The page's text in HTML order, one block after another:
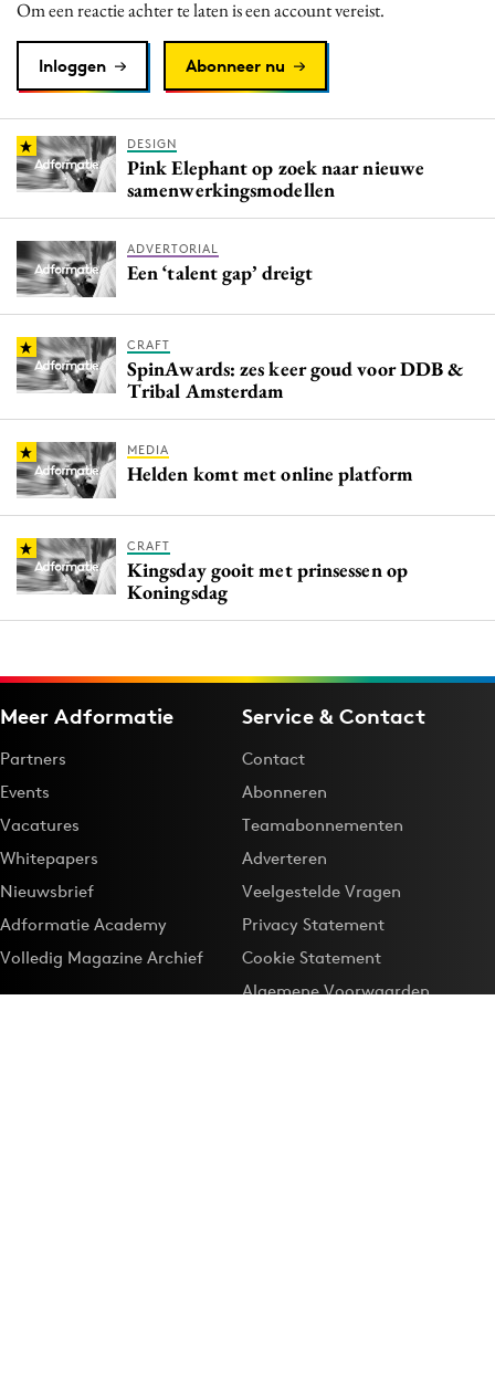
Purpose Marketing
Reputatie & crisis
Om een reactie achter te laten is een account vereist.
Inloggen Abonneer nu
DESIGN
Pink Elephant op zoek naar nieuwe
samenwerkingsmodellen
ADVERTORIAL
Een ‘talent gap’ dreigt
CRAFT
SpinAwards: zes keer goud voor DDB &
Tribal Amsterdam
MEDIA
Helden komt met online platform
CRAFT
Kingsday gooit met prinsessen op
Koningsdag
Meer Adformatie
Partners
Events
Vacatures
Whitepapers
Nieuwsbrief
Adformatie Academy
Volledig Magazine Archief
Service & Contact
Contact
Abonneren
Teamabonnementen
Adverteren
Veelgestelde Vragen
Privacy Statement
Cookie Statement
Algemene Voorwaarden